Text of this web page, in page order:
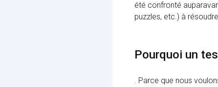
été confronté
puzzles, etc.) à
Pourquoi un
. Parce que nous